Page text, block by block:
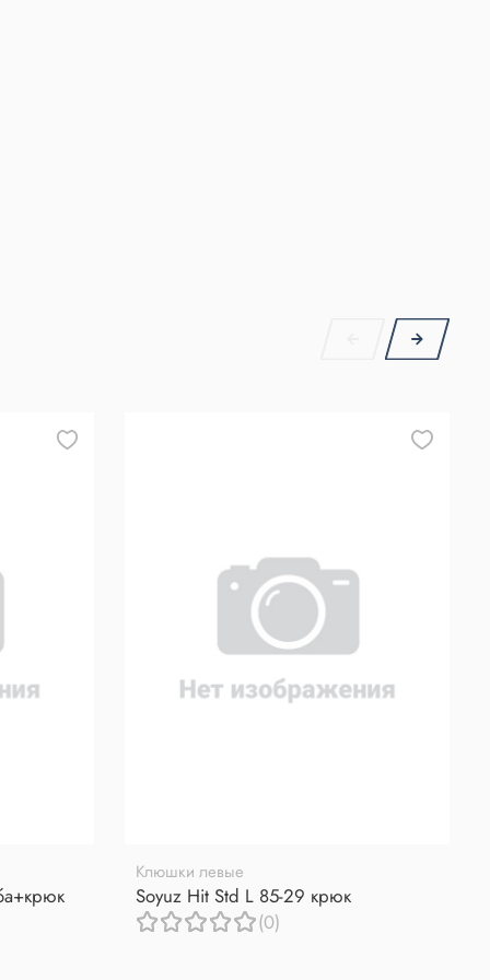
Клюшки левые
Soyuz Hit Std L 85-29 крюк
(0)